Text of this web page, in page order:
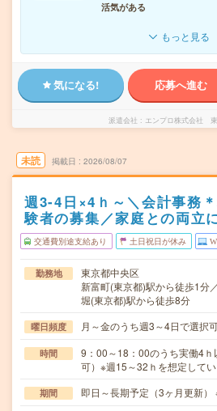
活気がある
もっと見る
気になる! 応募へ進む
派遣会社 エンプロ株式会社
未読 掲載日 2026/08/07
週3-4日×4ｈ～＼会計事務
験者の募集／家庭との両立
交通費別途支給あり 土日祝日が休み
勤務地
東京都中央区
新富町(東京都)駅から徒歩1分
堀(東京都)駅から徒歩8分
曜日頻度 月～金のうち週3～4日で選択
時間
9：00～18：00のうち実働4
可）※週15～32ｈを想定して
期間 即日～長期予定（3ヶ月更新）